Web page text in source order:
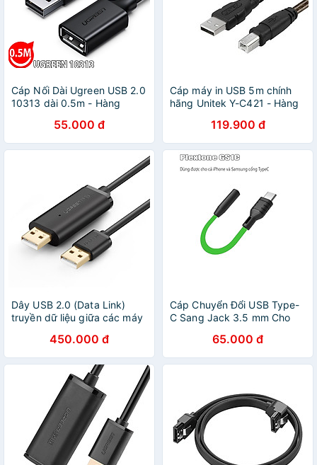
Cáp Nối Dài Ugreen USB 2.0
10313 dài 0.5m - Hàng
55.000 đ
Cáp máy in USB 5m chính
hãng Unitek Y-C421 - Hàng
119.900 đ
Dây USB 2.0 (Data Link)
truyền dữ liệu giữa các máy
450.000 đ
Cáp Chuyển Đổi USB Type-
C Sang Jack 3.5 mm Cho
65.000 đ